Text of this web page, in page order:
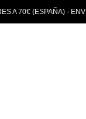
- ENVÍO